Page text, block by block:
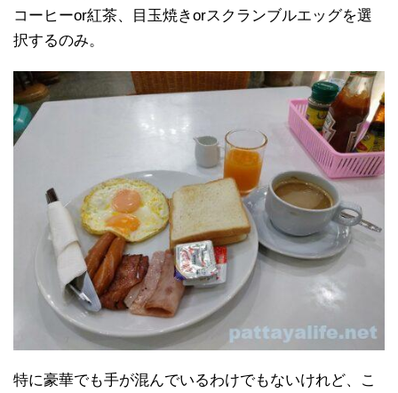
コーヒーor紅茶、目玉焼きorスクランブルエッグを選
択するのみ。
特に豪華でも手が混んでいるわけでもないけれど、こ